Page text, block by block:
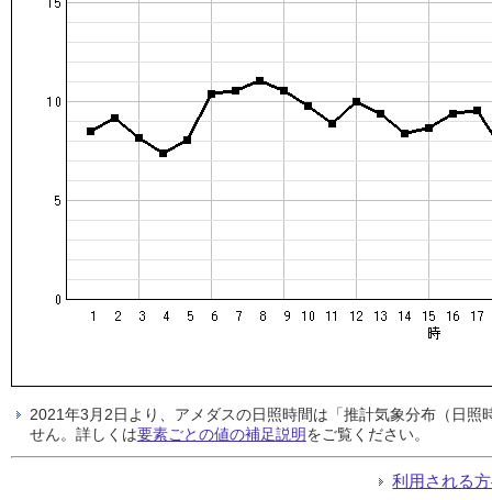
2021年3月2日より、アメダスの日照時間は「推計気象分布（日
せん。詳しくは要素ごとの値の補足説明をご覧ください。
利用される